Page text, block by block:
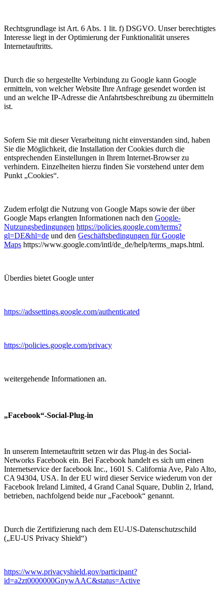
Rechtsgrundlage ist Art. 6 Abs. 1 lit. f) DSGVO. Unser berechtigtes
Interesse liegt in der Optimierung der Funktionalität unseres
Internetauftritts.
Durch die so hergestellte Verbindung zu Google kann Google
ermitteln, von welcher Website Ihre Anfrage gesendet worden ist
und an welche IP-Adresse die Anfahrtsbeschreibung zu übermitteln
ist.
Sofern Sie mit dieser Verarbeitung nicht einverstanden sind, haben
Sie die Möglichkeit, die Installation der Cookies durch die
entsprechenden Einstellungen in Ihrem Internet-Browser zu
verhindern. Einzelheiten hierzu finden Sie vorstehend unter dem
Punkt „Cookies“.
Zudem erfolgt die Nutzung von Google Maps sowie der über
Google Maps erlangten Informationen nach den Google-
Nutzungsbedingungen https://policies.google.com/terms?
gl=DE&hl=de und den Geschäftsbedingungen für Google
Maps https://www.google.com/intl/de_de/help/terms_maps.html.
Überdies bietet Google unter
https://adssettings.google.com/authenticated
https://policies.google.com/privacy
weitergehende Informationen an.
„Facebook“-Social-Plug-in
In unserem Internetauftritt setzen wir das Plug-in des Social-
Networks Facebook ein. Bei Facebook handelt es sich um einen
Internetservice der facebook Inc., 1601 S. California Ave, Palo Alto,
CA 94304, USA. In der EU wird dieser Service wiederum von der
Facebook Ireland Limited, 4 Grand Canal Square, Dublin 2, Irland,
betrieben, nachfolgend beide nur „Facebook“ genannt.
Durch die Zertifizierung nach dem EU-US-Datenschutzschild
(„EU-US Privacy Shield“)
https://www.privacyshield.gov/participant?
id=a2zt0000000GnywAAC&status=Active